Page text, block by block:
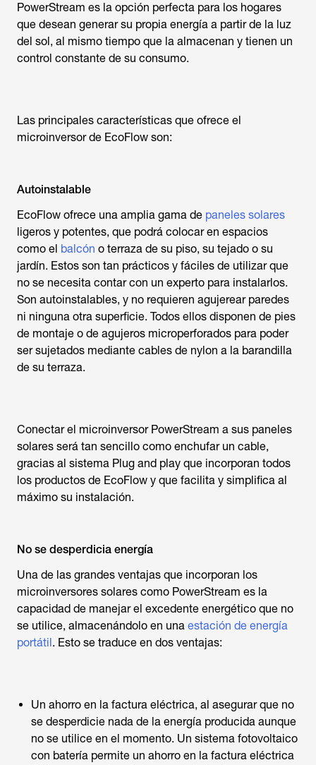
PowerStream es la opción perfecta para los hogares
que desean generar su propia energía a partir de la luz
del sol, al mismo tiempo que la almacenan y tienen un
control constante de su consumo.
Las principales características que ofrece el
microinversor de EcoFlow son:
Autoinstalable
EcoFlow ofrece una amplia gama de paneles solares
ligeros y potentes, que podrá colocar en espacios
como el balcón o terraza de su piso, su tejado o su
jardín. Estos son tan prácticos y fáciles de utilizar que
no se necesita contar con un experto para instalarlos.
Son autoinstalables, y no requieren agujerear paredes
ni ninguna otra superficie. Todos ellos disponen de pies
de montaje o de agujeros microperforados para poder
ser sujetados mediante cables de nylon a la barandilla
de su terraza.
Conectar el microinversor PowerStream a sus paneles
solares será tan sencillo como enchufar un cable,
gracias al sistema Plug and play que incorporan todos
los productos de EcoFlow y que facilita y simplifica al
máximo su instalación.
No se desperdicia energía
Una de las grandes ventajas que incorporan los
microinversores solares como PowerStream es la
capacidad de manejar el excedente energético que no
se utilice, almacenándolo en una estación de energía
portátil. Esto se traduce en dos ventajas:
Un ahorro en la factura eléctrica, al asegurar que no
se desperdicie nada de la energía producida aunque
no se utilice en el momento. Un sistema fotovoltaico
con batería permite un ahorro en la factura eléctrica